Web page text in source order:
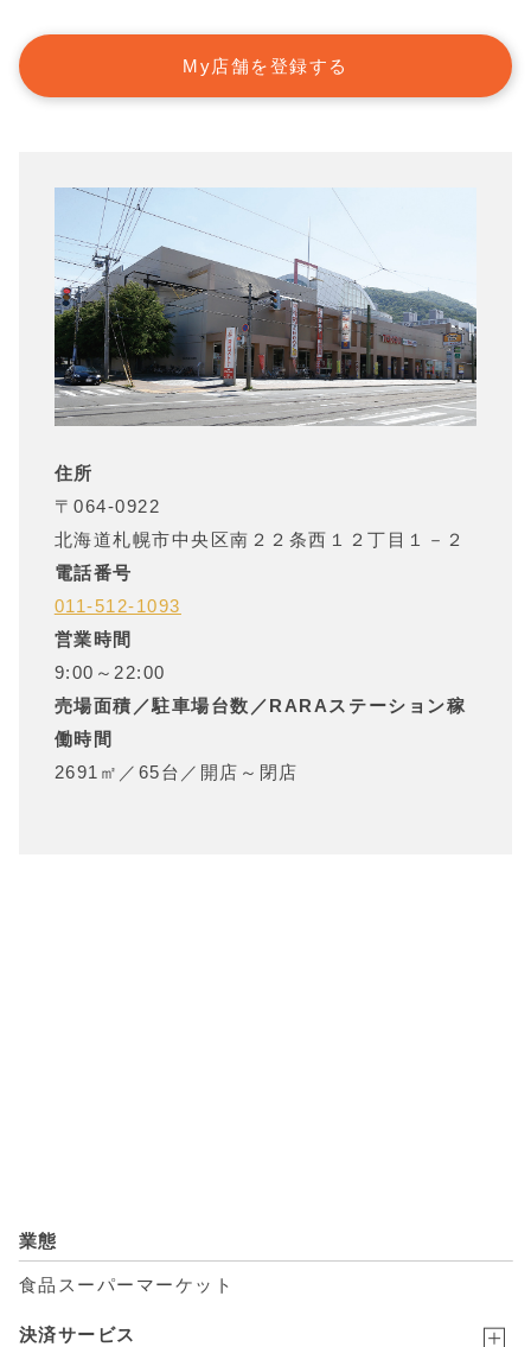
My店舗を登録する
住所
〒064-0922
北海道札幌市中央区南２２条西１２丁目１－２
電話番号
011-512-1093
営業時間
9:00～22:00
売場面積／駐車場台数／RARAステーション稼
働時間
2691㎡ ／ 65台 ／ 開店～閉店
業態
食品スーパーマーケット
決済サービス